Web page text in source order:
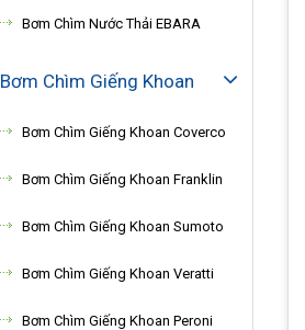
Bơm Chìm Nước Thải EBARA
Bơm Chìm Giếng Khoan
Bơm Chìm Giếng Khoan Coverco
Bơm Chìm Giếng Khoan Franklin
Bơm Chìm Giếng Khoan Sumoto
Bơm Chìm Giếng Khoan Veratti
Bơm Chìm Giếng Khoan Peroni